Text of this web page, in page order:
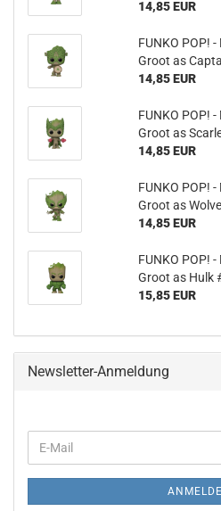
14,85 EUR
FUNKO POP!
Groot as
14,85 EUR
FUNKO POP!
Groot as
14,85 EUR
FUNKO POP!
Groot as
14,85 EUR
FUNKO POP!
Groot as Hulk
15,85 EUR
Newsletter-Anmeldung
ZUR
E-
Mail